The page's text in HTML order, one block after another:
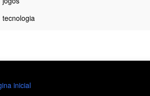
tecnologia
inicial